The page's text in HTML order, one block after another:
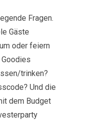
Fragen.
Gäste
oder feiern
trinken?
Und die
dem Budget